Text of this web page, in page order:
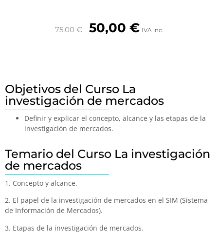
75,00€ 50,00 € IVA inc.
Objetivos del Curso La
investigación de mercados
Definir y explicar el concepto, alcance y las etapas de la
investigación de mercados.
Temario del Curso La investigación
de mercados
1. Concepto y alcance.
2. El papel de la investigación de mercados en el SIM (Sistema
de Información de Mercados).
3. Etapas de la investigación de mercados.